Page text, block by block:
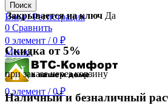
Поиск
Вход / Регистрация
0 Сравнить
0 элемент / 0 ₽
Меню
0элемент / 0₽
Закрывается на ключ Да
Скидка от 5%
при заказе через корзину
Наличный и безналичный